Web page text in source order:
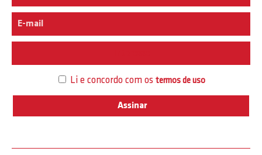
Li e concordo com os termos de uso